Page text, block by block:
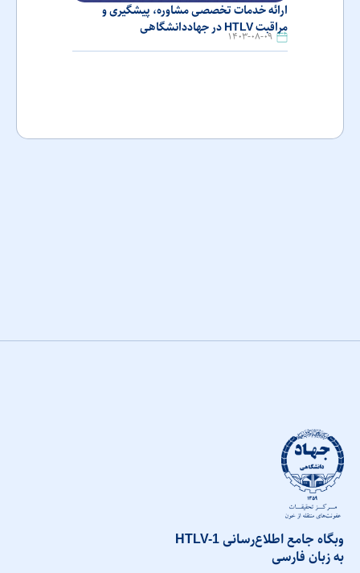
ارائه خدمات تخصصی مشاوره، پیشگیری و
مراقبت HTLV در جهاددانشگاهی۱۴۰۳-۰۸-۰۹
وبگاه جامع اطلاع‌رسانی HTLV-1
به زبان فارسی